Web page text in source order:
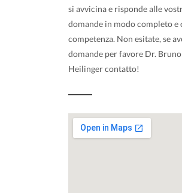
si avvicina e risponde alle
domande in modo completo e
competenza. Non esitate, se
domande per favore Dr. Bruno
Heilinger contatto!